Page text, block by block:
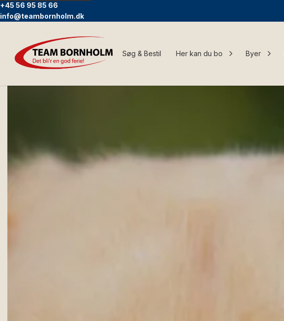
+45 56 95 85 66
info@teambornholm.dk
Søg & Bestil Her kan du bo Byer